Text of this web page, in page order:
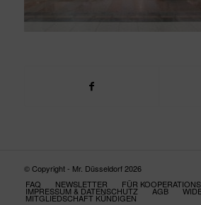
© Copyright - Mr. Düsseldorf 2026
FAQ
NEWSLETTER FÜR
IMPRESSUM & DATENSCHUTZ AGB
MITGLIEDSCHAFT KÜNDIGEN